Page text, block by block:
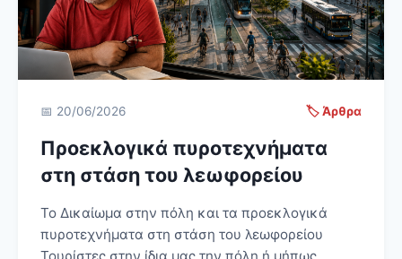
📅 20/06/2026 🏷️ Άρθρα
Προεκλογικά πυροτεχνήματα
στη στάση του λεωφορείου
Το Δικαίωμα στην πόλη και τα προεκλογικά
πυροτεχνήματα στη στάση του λεωφορείου
Τουρίστες στην ίδια μας την πόλη ή μήπως